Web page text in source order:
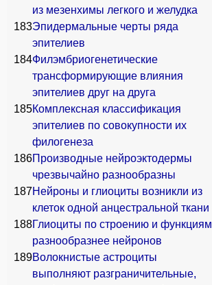
из мезенхимы легкого и желудка
183Эпидермальные черты ряда
эпителиев
184Филэмбриогенетические
трансформирующие влияния
эпителиев друг на друга
185Комплексная классификация
эпителиев по совокупности их
филогенеза
186Производные нейроэктодермы
чрезвычайно разнообразны
187Нейроны и глиоциты возникли из
клеток одной анцестральной ткани
188Глиоциты по строению и функциям
разнообразнее нейронов
189Волокнистые астроциты
выполняют разграничительные,